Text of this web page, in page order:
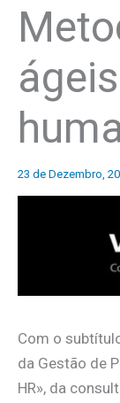
23 de Dezembro,
Com o
da Gestão de
HR», da